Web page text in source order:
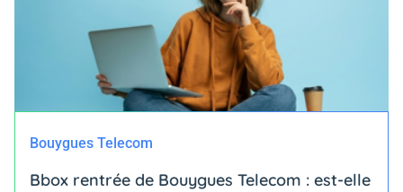
Bouygues Telecom
Bbox rentrée de Bouygues Telecom : est-elle